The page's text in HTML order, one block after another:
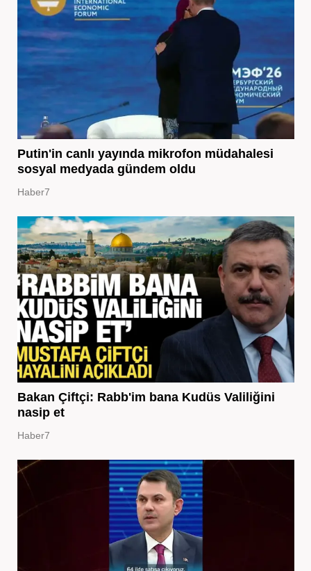
Putin'in canlı yayında mikrofon müdahalesi
sosyal medyada gündem oldu
Haber7
Bakan Çiftçi: Rabb'im bana Kudüs Valiliğini
nasip et
Haber7